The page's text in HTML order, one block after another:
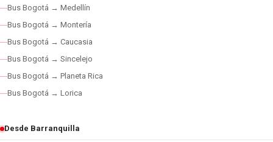
Bus Bogotá → Medellín
Bus Bogotá → Montería
Bus Bogotá → Caucasia
Bus Bogotá → Sincelejo
Bus Bogotá → Planeta Rica
Bus Bogotá → Lorica
Desde Barranquilla